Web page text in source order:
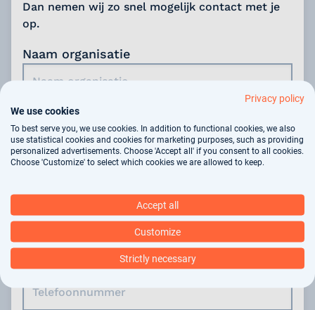
Dan nemen wij zo snel mogelijk contact met je
op.
Naam organisatie
Naam contactpersoon
Functie
Telefoonnummer
Privacy policy
We use cookies
To best serve you, we use cookies. In addition to functional cookies, we also
use statistical cookies and cookies for marketing purposes, such as providing
personalized advertisements. Choose 'Accept all' if you consent to all cookies.
Choose 'Customize' to select which cookies we are allowed to keep.
Accept all
Customize
Strictly necessary